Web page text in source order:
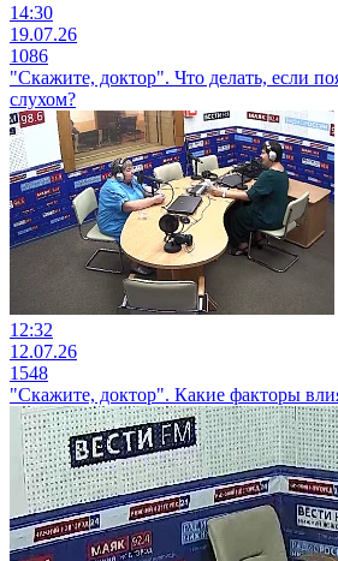
14:30
19.07.26
1086
"Скажите, доктор". Что делать, если
слухом?
12:32
12.07.26
1548
"Скажите, доктор". Какие факторы